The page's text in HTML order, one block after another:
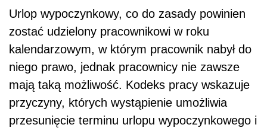
Urlop wypoczynkowy, co do zasady powinien
zostać udzielony pracownikowi w roku
kalendarzowym, w którym pracownik nabył do
niego prawo, jednak pracownicy nie zawsze
mają taką możliwość. Kodeks pracy wskazuje
przyczyny, których wystąpienie umożliwia
przesunięcie terminu urlopu wypoczynkowego i